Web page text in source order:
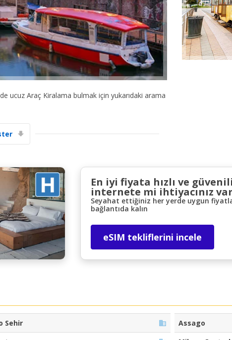
tasarruflar
iş ortağı tekliflerine erişim sağlayın
eLink ile giriş yap
ucuz Araç Kiralama bulmak için yukarıdaki arama
En iyi fiyata hızlı ve
internete mi ihtiyacınız
Seyahat ettiğiniz her yerde uygun
bağlantıda kalın
eSIM tekliflerini incele
Sehir
Assago